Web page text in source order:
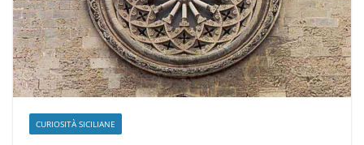
CURIOSITÀ SICILIANE